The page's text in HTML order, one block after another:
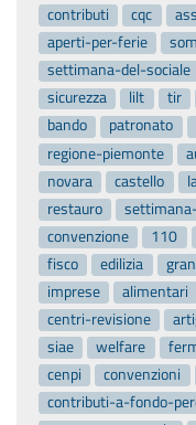
contributi
cqc
aperti-per-ferie
settimana-del-sociale
sicurezza
lilt tir
bando
patronato
regione-piemonte
novara
castello
restauro
convenzione
110
fisco
edilizia
imprese
alimentari
centri-revisione
siae
welfare
cenpi
convenzioni
contributi-a-fondo-